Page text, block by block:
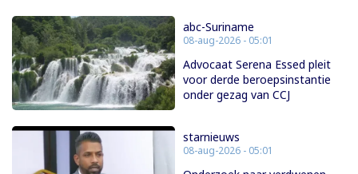
abc-Suriname
08-aug-2026 - 05:01
Advocaat Serena Essed pleit
voor derde beroepsinstantie
onder gezag van CCJ
starnieuws
08-aug-2026 - 05:01